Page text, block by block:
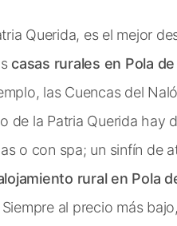
Querida, es el mejor
casas rurales en Pola
las Cuencas del
de la Patria Querida hay
o con spa; un sinfín de
rural en Pola
al precio más